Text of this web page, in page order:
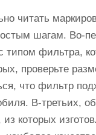
читать
шагам. Во-
типом фильтра,
проверьте
что фильтр
В-третьих,
которых